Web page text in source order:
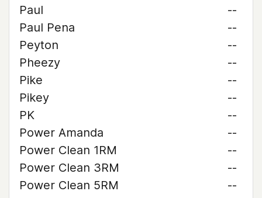
Paul
--
Paul Pena
--
Peyton
--
Pheezy
--
Pike
--
Pikey
--
PK
--
Power Amanda
--
Power Clean 1RM
--
Power Clean 3RM
--
Power Clean 5RM
--